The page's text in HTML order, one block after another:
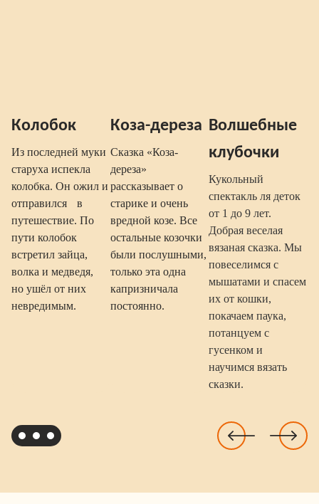
Колобок
Из последней муки
старуха испекла
колобка. Он ожил и
отправился в
путешествие. По
пути колобок
встретил зайца,
волка и медведя,
но ушёл от них
невредимым.
Коза-дереза
Сказка «Коза-
дереза»
рассказывает о
старике и очень
вредной козе. Все
остальные козочки
были послушными,
только эта одна
капризничала
постоянно.
Волшебные
клубочки
Кукольный
спектакль ля деток
от 1 до 9 лет.
Добрая веселая
вязаная сказка. Мы
повеселимся с
мышатами и спасем
их от кошки,
покачаем паука,
потанцуем с
гусенком и
научимся вязать
сказки.